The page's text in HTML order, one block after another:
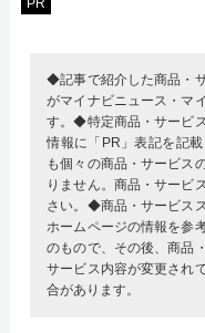
PR
◆記事で紹介した商品・
がマイナビニュース・マ
す。◆特定商品・サービ
情報に「PR」表記を記
も個々の商品・サービス
りません。商品・サービ
さい。◆商品・サービス
ホームページの情報を参
のもので、その後、商品
サービス内容が変更され
合があります。